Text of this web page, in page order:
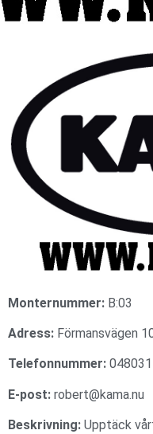
Monternummer: B:03
Adress: Förmansvägen
Telefonnummer:
E-post: robert@kama.nu
Beskrivning: Upptäck